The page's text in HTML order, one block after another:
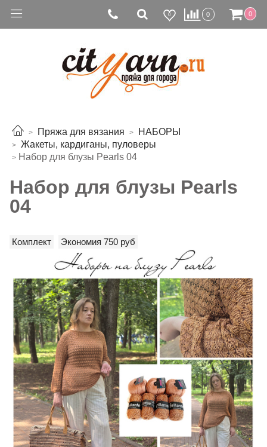
0 0 0
Пряжа для вязания
НАБОРЫ
Жакеты, кардиганы, пуловеры
Набор для блузы Pearls 04
Набор для блузы Pearls
04
Комплект Экономия 750 руб